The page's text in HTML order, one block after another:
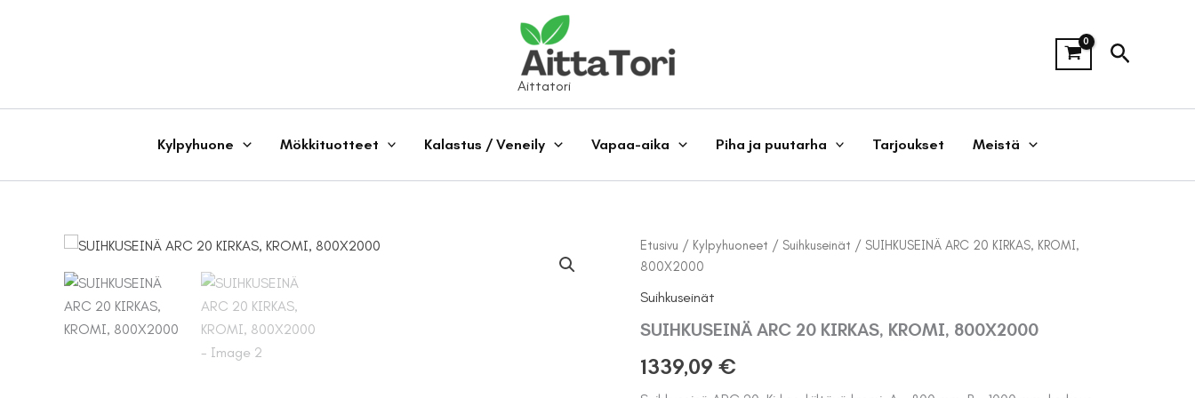
Aittatori
Hae
Kylpyhuone Mökkituotteet Kalastus / Veneily Vapaa-aika Piha ja puutarha Tarjoukset Meistä
Etusivu / Kylpyhuoneet / Suihkuseinät / SUIHKUSEINÄ ARC 20 KIRKAS, KROMI,
800X2000
Suihkuseinät
SUIHKUSEINÄ ARC 20 KIRKAS, KROMI, 800X2000
1339,09 €